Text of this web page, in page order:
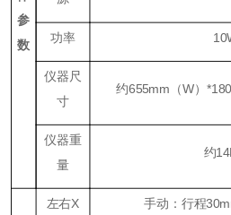
参
数
功率
仪器尺
寸
约655mm（W）
仪器重
量
约
左右X 手动：行程